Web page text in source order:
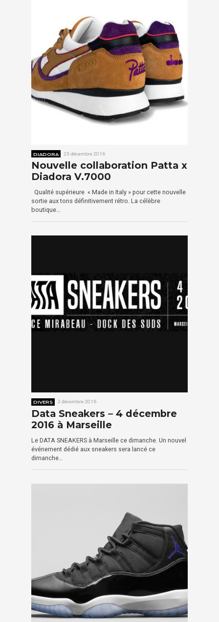
DIADORA 23 décembre 2016
Nouvelle collaboration Patta x
Diadora V.7000
Qualité supérieure « Made in Italy » pour cette nouvelle
sortie aux tons définitivement rétro. La célèbre
boutique…
DIVERS 2 décembre 2016
Data Sneakers – 4 décembre
2016 à Marseille
Le DATA SNEAKERS à Marseille ce dimanche. Un nouvel
événement dédié aux sneakers sera lancé ce
dimanche…